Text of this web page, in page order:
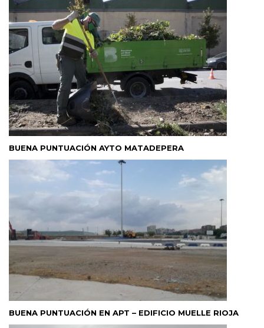
BUENA PUNTUACIÓN AYTO MATADEPERA
BUENA PUNTUACIÓN EN APT – EDIFICIO MUELLE RIOJA